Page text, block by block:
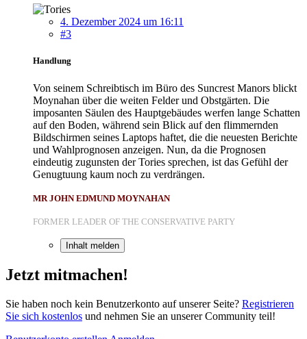
4. Dezember 2024 um 16:11
#3
Handlung
Von seinem Schreibtisch im Büro des Suncrest Manors blickt
Moynahan über die weiten Felder und Obstgärten. Die
imposanten Säulen des Hauptgebäudes werfen lange Schatten
auf den Boden, während sein Blick auf den flimmernden
Bildschirmen seines Laptops haftet, die die neuesten Berichte
und Wahlprognosen anzeigen. Nun, da die Prognosen
eindeutig zugunsten der Tories sprechen, ist das Gefühl der
Genugtuung kaum noch zu verdrängen.
MR JOHN EDMUND MOYNAHAN
FORMER LEADER OF THE CONSERVATIVE PARTY
Inhalt melden
Jetzt mitmachen!
Sie haben noch kein Benutzerkonto auf unserer Seite? Registrieren
Sie sich kostenlos und nehmen Sie an unserer Community teil!